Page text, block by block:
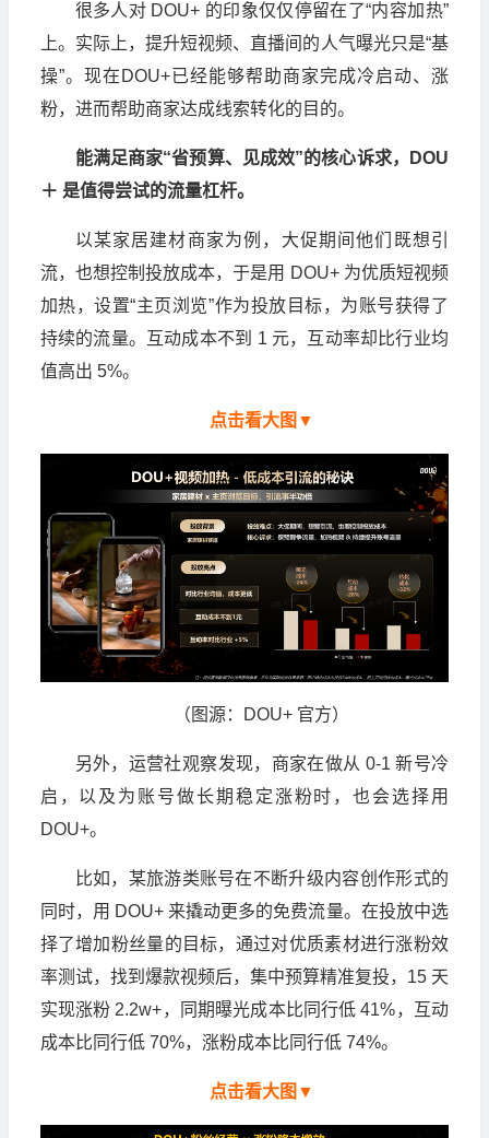
很多人对 DOU+ 的印象仅仅停留在了“内容加热”
上。实际上，提升短视频、直播间的人气曝光只是“基
操”。现在DOU+已经能够帮助商家完成冷启动、涨
粉，进而帮助商家达成线索转化的目的。
能满足商家“省预算、见成效”的核心诉求，DOU
＋ 是值得尝试的流量杠杆。
以某家居建材商家为例，大促期间他们既想引
流，也想控制投放成本，于是用 DOU+ 为优质短视频
加热，设置“主页浏览”作为投放目标，为账号获得了
持续的流量。互动成本不到 1 元，互动率却比行业均
值高出 5%。
点击看大图▼
（图源：DOU+ 官方）
另外，运营社观察发现，商家在做从 0-1 新号冷
启，以及为账号做长期稳定涨粉时，也会选择用
DOU+。
比如，某旅游类账号在不断升级内容创作形式的
同时，用 DOU+ 来撬动更多的免费流量。在投放中选
择了增加粉丝量的目标，通过对优质素材进行涨粉效
率测试，找到爆款视频后，集中预算精准复投，15 天
实现涨粉 2.2w+，同期曝光成本比同行低 41%，互动
成本比同行低 70%，涨粉成本比同行低 74%。
点击看大图▼